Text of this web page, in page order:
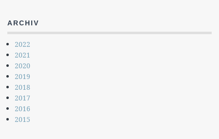
ARCHIV
2022
2021
2020
2019
2018
2017
2016
2015